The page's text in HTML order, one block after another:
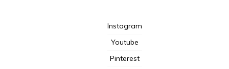
Instagram
Youtube
Pinterest